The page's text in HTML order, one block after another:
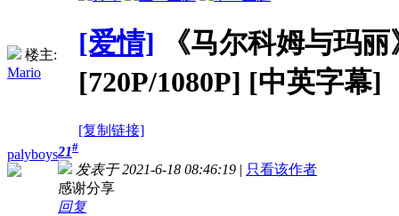
楼主:
Mario
[爱情]
《马尔科姆与玛
[720P/1080P] [中英字幕]
[复制链接]
palyboys21#
发表于 2021-6-18 08:46:19 | 只看该作者
感谢分享
回复